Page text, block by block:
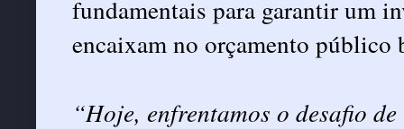
fundamentais para garantir um
encaixam no orçamento público
“Hoje, enfrentamos o desafio